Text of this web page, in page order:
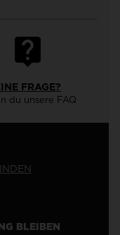
FRAGE?
du unsere FAQ
BLEIBEN